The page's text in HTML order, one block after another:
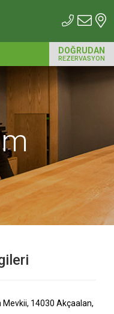
DOĞRUDAN
REZERVASYON
14030 Akçaalan,